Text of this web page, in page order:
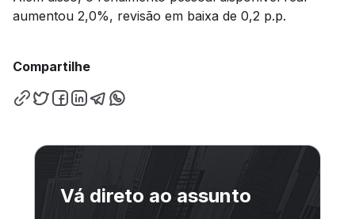
aumentou 2,0%, revisão em baixa de 0,2 p.p.
Compartilhe
Vá direto ao assunto